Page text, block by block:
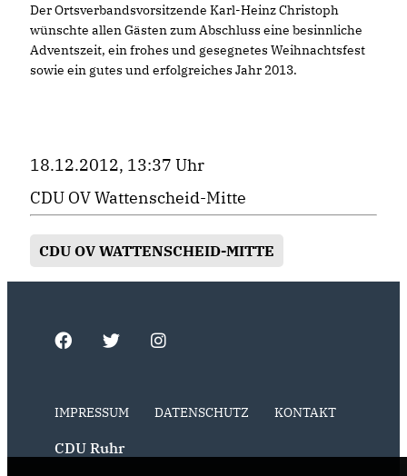
Der Ortsverbandsvorsitzende Karl-Heinz Christoph
wünschte allen Gästen zum Abschluss eine besinnliche
Adventszeit, ein frohes und gesegnetes Weihnachtsfest
sowie ein gutes und erfolgreiches Jahr 2013.
18.12.2012, 13:37 Uhr
CDU OV Wattenscheid-Mitte
CDU OV WATTENSCHEID-MITTE
IMPRESSUM DATENSCHUTZ KONTAKT
CDU Ruhr